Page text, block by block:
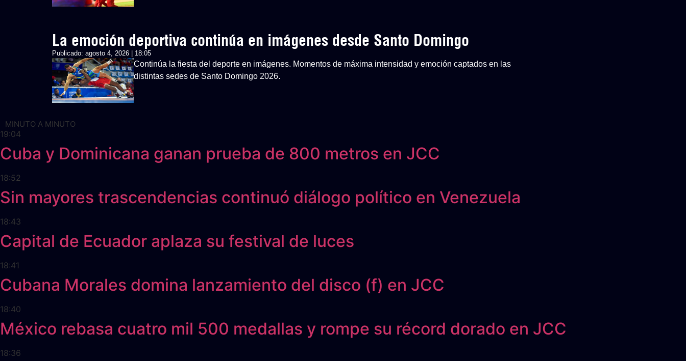
La emoción deportiva continúa en imágenes desde Santo Domingo
Publicado: agosto 4, 2026 | 18:05
Continúa la fiesta del deporte en imágenes. Momentos de máxima intensidad y emoción captados en las
distintas sedes de Santo Domingo 2026.
MINUTO A MINUTO
19:04
Cuba y Dominicana ganan prueba de 800 metros en JCC
18:52
Sin mayores trascendencias continuó diálogo político en Venezuela
18:43
Capital de Ecuador aplaza su festival de luces
18:41
Cubana Morales domina lanzamiento del disco (f) en JCC
18:40
México rebasa cuatro mil 500 medallas y rompe su récord dorado en JCC
18:36